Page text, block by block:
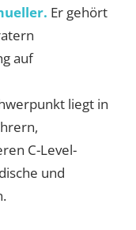
Er gehört
auf
liegt in
C-Level-
und